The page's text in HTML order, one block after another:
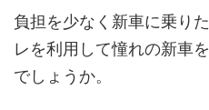
負担を少なく新車に乗り
レを利用して憧れの新車
でしょうか。